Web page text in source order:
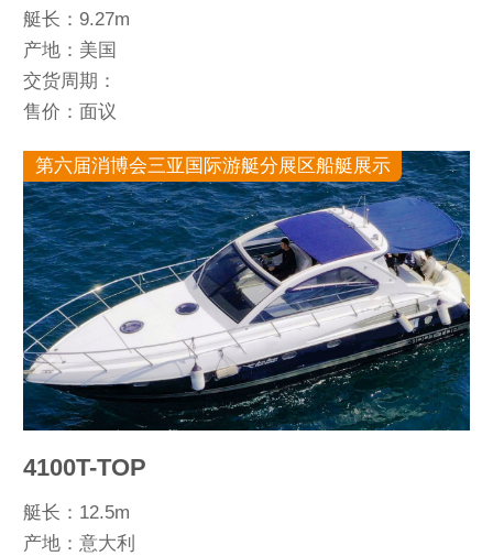
艇长：9.27m
产地：美国
交货周期：
售价：面议
第六届消博会三亚国际游艇分展区船艇展示
4100T-TOP
艇长：12.5m
产地：意大利